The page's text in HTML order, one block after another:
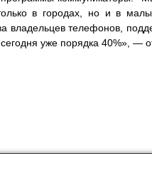
в городах, но и в
владельцев телефонов,
уже порядка 40%», —